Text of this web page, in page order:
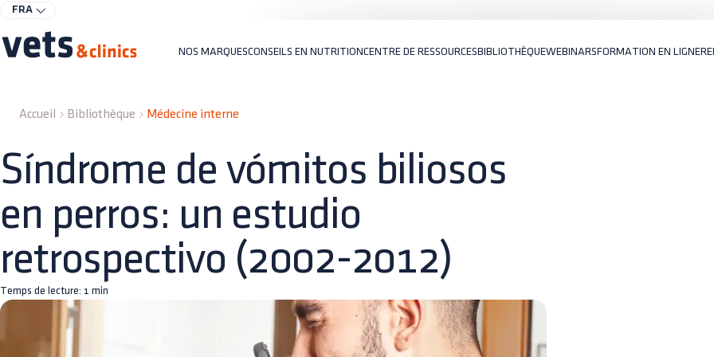
FRA
NOS MARQUESCONSEILS EN NUTRITIONCENTRE DE RESSOURCESBIBLIOTHÈQUEWEBINARSFORMATION EN LIGNE
Accueil Bibliothèque Médecine interne
Síndrome de vómitos biliosos
en perros: un estudio
retrospectivo (2002-2012)
Temps de lecture: 1 min